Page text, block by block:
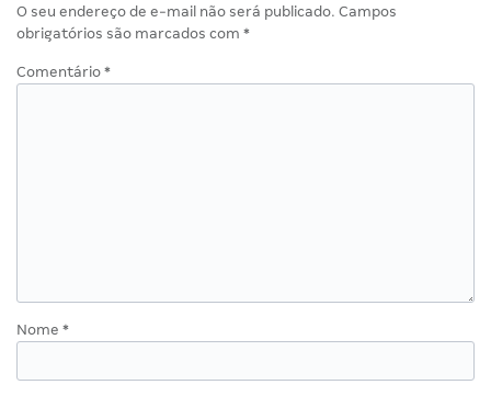
O seu endereço de e-mail não será publicado. Campos
obrigatórios são marcados com *
Comentário *
Nome *